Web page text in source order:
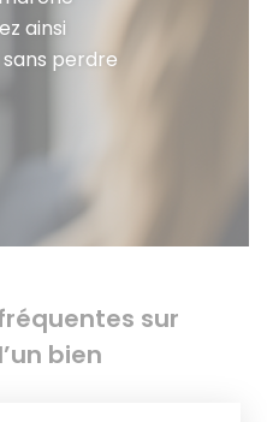
ainsi
perdre
sur
bien